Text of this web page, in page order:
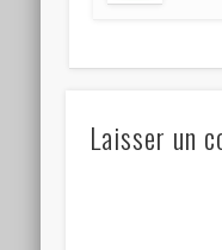
Laisser un